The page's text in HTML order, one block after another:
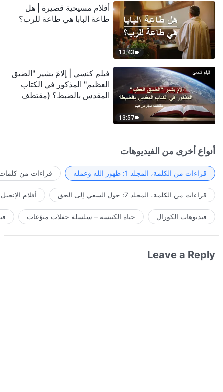
13:43
أفلام مسيحية قصيرة | هل
طاعة البابا هي طاعة للرب؟
13:57
فيلم كنسي | إلامَ يشير "الضيق
العظيم" المذكور في الكتاب
المقدس بالضبط؟ (مقتطف
أنواع أخرى من الفيديوهات
قراءات من الكلمة، المجلد 1: ظهور الله وعمله قراءات من كلمات
قراءات من الكلمة، المجلد 7: حول السعي إلى الحق أفلام الإنجيل
فيديوهات الكورال حياة الكنيسة – سلسلة حفلات منوّعات
Leave a Reply